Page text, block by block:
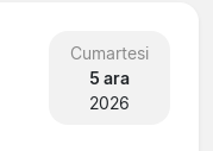
Cumartesi
5 ara
2026